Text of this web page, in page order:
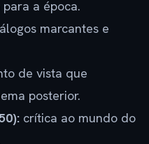
a época.
marcantes e
de vista que
posterior.
crítica ao mundo do